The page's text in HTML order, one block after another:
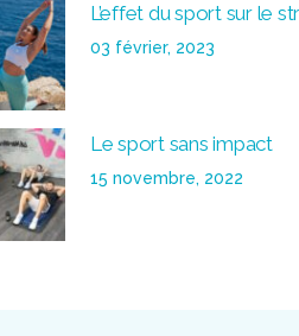
L’effet du sport sur le
03 février, 2023
Le sport sans impact
15 novembre, 2022